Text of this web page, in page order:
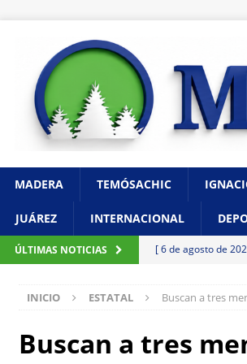
MADERA TEMÓSACHIC
JUÁREZ INTERNACIONAL
ÚLTIMAS NOTICIAS [ 6 de agosto de
[ 6 de agosto de
INICIO ESTATAL Buscan a tres
Buscan a tres